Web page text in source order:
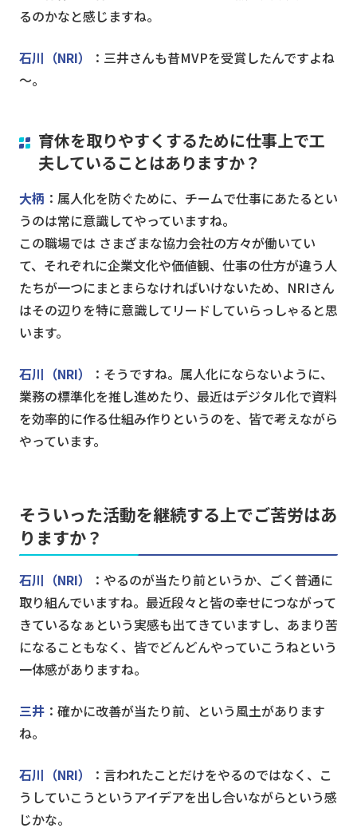
るのかなと感じますね。
石川（NRI）
：三井さんも昔MVPを受賞したんですよね
～。
育休を取りやすくするために仕事上で工
夫していることはありますか？
大柄 ：属人化を防ぐために、チームで仕事にあたるとい
うのは常に意識してやっていますね。
この職場では さまざまな協力会社の方々が働いてい
て、それぞれに企業文化や価値観、仕事の仕方が違う人
たちが一つにまとまらなければいけないため、NRIさん
はその辺りを特に意識してリードしていらっしゃると思
います。
石川（NRI）
：そうですね。属人化にならないように、
業務の標準化を推し進めたり、最近はデジタル化で資料
を効率的に作る仕組み作りというのを、皆で考えながら
やっています。
そういった活動を継続する上でご苦労はあ
りますか？
石川（NRI）
：やるのが当たり前というか、ごく普通に
取り組んでいますね。最近段々と皆の幸せにつながって
きているなぁという実感も出てきていますし、あまり苦
になることもなく、皆でどんどんやっていこうねという
一体感がありますね。
三井 ：確かに改善が当たり前、という風土があります
ね。
石川（NRI）
：言われたことだけをやるのではなく、こ
うしていこうというアイデアを出し合いながらという感
じかな。